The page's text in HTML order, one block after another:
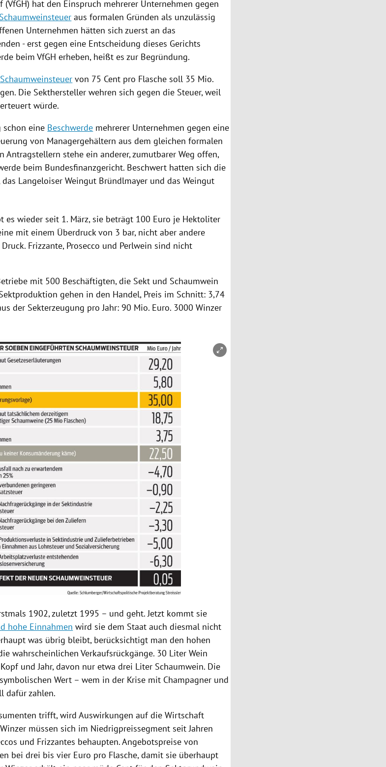
(VfGH) hat den Einspruch mehrerer Unternehmen gegen
Schaumweinsteuer aus formalen Gründen als unzulässig
Unternehmen hätten sich zuerst an das
- erst gegen eine Entscheidung dieses Gerichts
beim VfGH erheben, heißt es zur Begründung.
von 75 Cent pro Flasche soll 35 Mio.
Die Sekthersteller wehren sich gegen die Steuer, weil
würde.
schon eine Beschwerde mehrerer Unternehmen gegen eine
von Managergehältern aus dem gleichen formalen
Antragstellern stehe ein anderer, zumutbarer Weg offen,
beim Bundesfinanzgericht. Beschwert hatten sich die
das Langeloiser Weingut Bründlmayer und das Weingut
es wieder seit 1. März, sie beträgt 100 Euro je Hektoliter
mit einem Überdruck von 3 bar, nicht aber andere
Frizzante, Prosecco und Perlwein sind nicht
mit 500 Beschäftigten, die Sekt und Schaumwein
gehen in den Handel, Preis im Schnitt: 3,74
der Sekterzeugung pro Jahr: 90 Mio. Euro. 3000 Winzer
1902, zuletzt 1995 – und geht. Jetzt kommt sie
hohe Einnahmen wird sie dem Staat auch diesmal nicht
was übrig bleibt, berücksichtigt man den hohen
wahrscheinlichen Verkaufsrückgänge. 30 Liter Wein
und Jahr, davon nur etwa drei Liter Schaumwein. Die
Wert – wem in der Krise mit Champagner und
dafür zahlen.
trifft, wird Auswirkungen auf die Wirtschaft
müssen sich im Niedrigpreissegment seit Jahren
und Frizzantes behaupten. Angebotspreise von
bei drei bis vier Euro pro Flasche, damit sie überhaupt